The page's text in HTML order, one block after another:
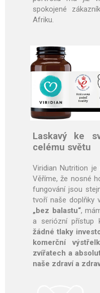
spokojené
Afriku.
Laskavý ke
celému světu
Viridian Nutrition je
Věříme, že nosné
fungování jsou
tvoří naše doplňky
„bez balastu“,
a seriózní přístup
žádné tlaky
komerční
zvířatech a
naše zdraví a